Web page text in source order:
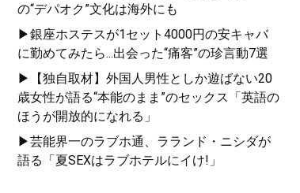
の“デパオク”文化は海外にも
▶銀座ホステスが1セット4000円の安キャバ
に勤めてみたら...出会った“痛客”の珍言動7選
▶【独自取材】外国人男性としか遊ばない20
歳女性が語る“本能のまま”のセックス「英語の
ほうが開放的になれる」
▶芸能界一のラブホ通、ラランド・ニシダが
語る「夏SEXはラブホテルにイけ!」